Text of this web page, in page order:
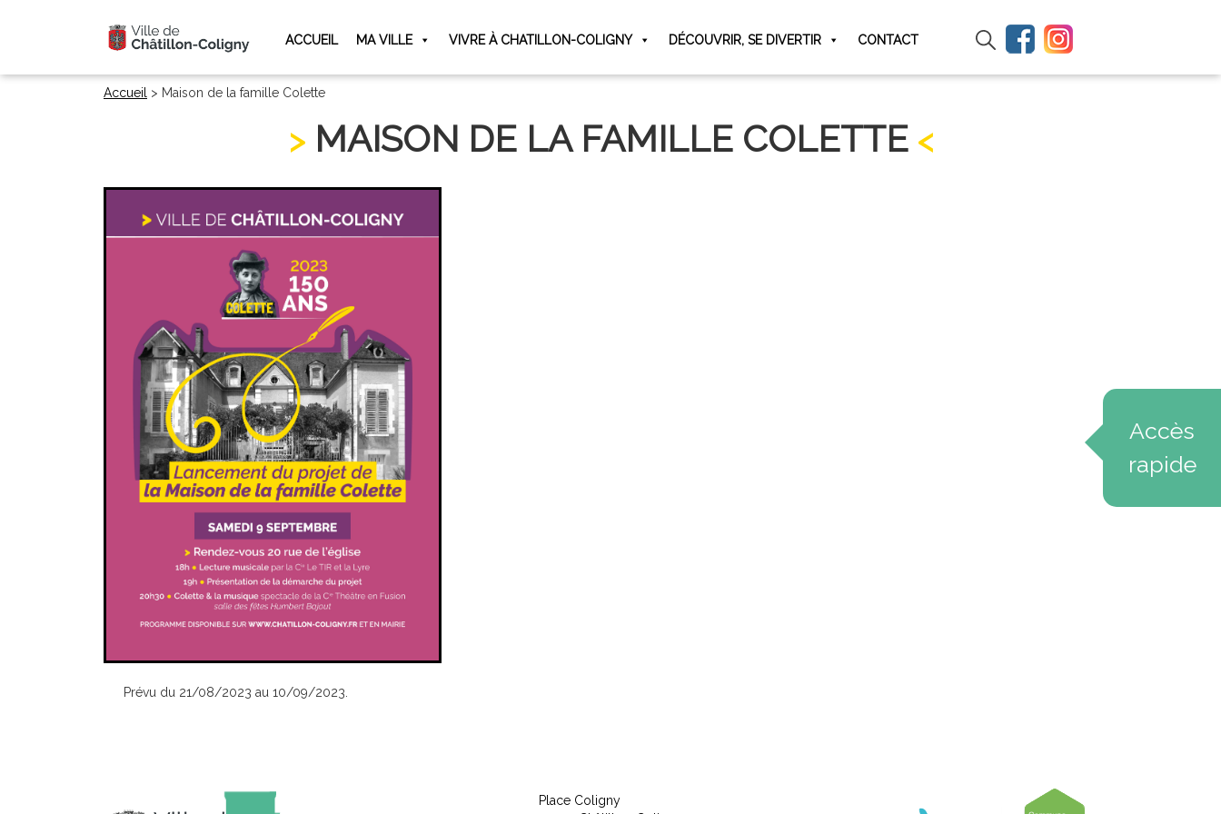
ACCUEIL MA VILLE VIVRE À CHATILLON-COLIGNY DÉCOUVRIR, SE DIVERTIR CONTACT
Accueil > Maison de la famille Colette
MAISON DE LA FAMILLE COLETTE
Prévu du 21/08/2023 au 10/09/2023.
Place Coligny
Accès
rapide